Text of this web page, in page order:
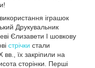
іграшок
Друкувальник
Єлизавети I шовкову
стрічки стали
їх закріпили на
сторінки. Перші